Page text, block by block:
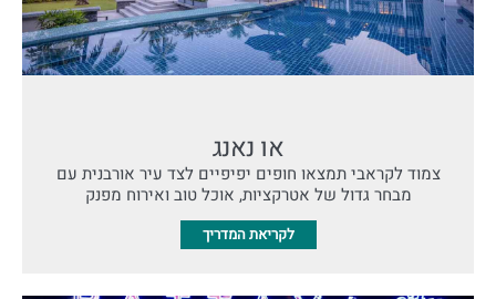
או נאנג
צמוד לקראבי תמצאו חופים יפיפיים לצד עיר אורבנית עם
מבחר גדול של אטרקציות, אוכל טוב ואירוח מפנק
לקריאת המדריך